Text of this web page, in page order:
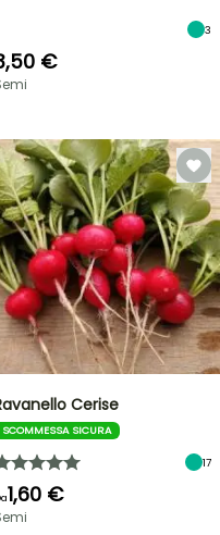
3
€
Cerise
SCOMMESSA SICURA
17
1,60 €